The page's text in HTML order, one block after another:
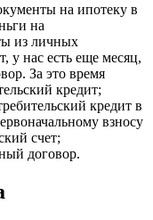
на ипотеку в
на
из личных
у нас есть еще месяц,
За это время
кредит;
кредит в
взносу
счет;
договор.